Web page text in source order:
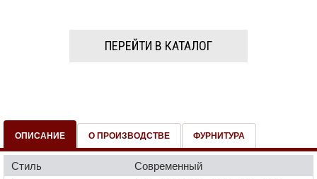
ПЕРЕЙТИ В КАТАЛОГ
ОПИСАНИЕ О ПРОИЗВОДСТВЕ ФУРНИТУРА
Стиль
Современный